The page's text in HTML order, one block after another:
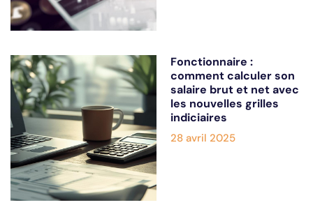
Fonctionnaire :
comment calculer son
salaire brut et net avec
les nouvelles grilles
indiciaires
28 avril 2025